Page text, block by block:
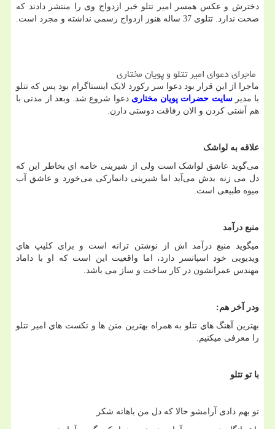
دخترش و عکس همسر امیر تتلو خبر ازدواج وی را منتشر دادند که
صحت ندارد. تتلوی 37 ساله هنوز ازدواج رسمی نداشته و مجرد است
.
ماجرای دعوای امیر تتلو و پویان مختاری
ماجرا از این قرار بود دعوا سر رکورد لایک اینستاگرام بود پس که تتلو
با مدیرسایت حضرات پویان مختاری دعوا شروع شد. وبعد از مدتی با
هم آشتی کردن و الان رفاقت دوستی دارن.
علاقه به لواشک
می‌گوید عاشق لواشک است ولی از شیرینی خامه اي بخاطر این که
دل می زنه بدش می‌آید اما شیرینی دانمارکی می‌خورد و عاشق آب
میوه طبیعی است.
منبع درآمد
میگوید منبع درآمد اش از نوشتن ترانه است و برای کلیپ هاي
ویدیویی خود اسپانسر دارد، اما واقعیت این است که او با داماد
مهندس عمرانشون در کار ساخت و ساز می باشد.
ودر آخر هم:
بهترین آهنگ هاي تتلو به همراه بهترین متن ها و تکست هاي امیر تتلو
را معرفی میکنیم.
با تو تتلو
تو بهم دادی آرامشو حالا که دل من باهاته شکر